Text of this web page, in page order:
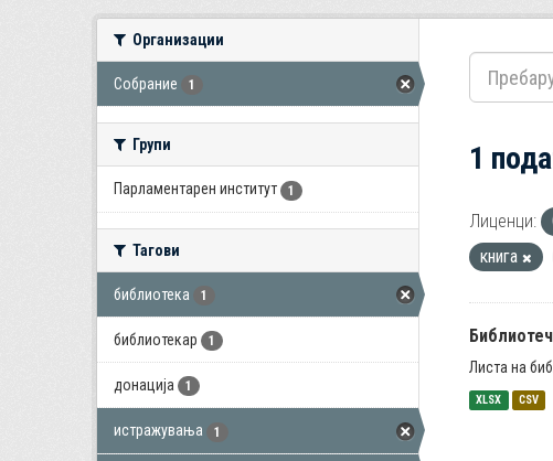
Организации
Собрание 1
Групи
Парламентарен институт 1
Тагови
библиотека 1
библиотекар 1
донација 1
истражувања 1
1
Лиценци:
книга
Листа на
XLSX CSV